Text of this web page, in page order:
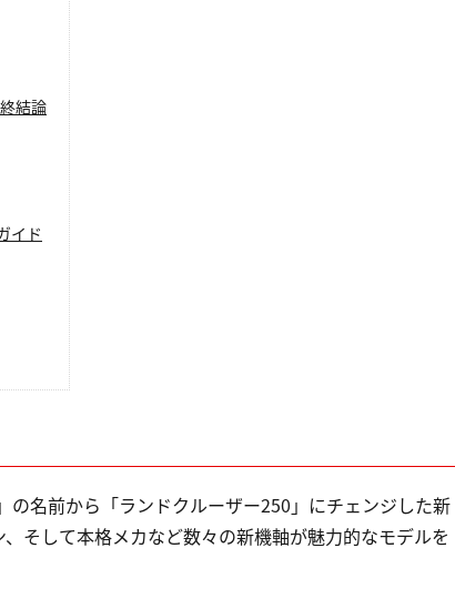
結論
イド
名前から「ランドクルーザー250」にチェンジした新
そして本格メカなど数々の新機軸が魅力的なモデルを